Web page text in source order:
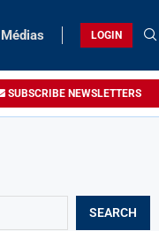
Médias LOGIN
SUBSCRIBE NEWSLETTERS
SEARCH